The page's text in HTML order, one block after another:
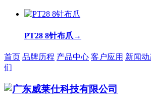
PT28 8针布爪 →
首页 品牌历程 产品中心 客户应用 新闻
们